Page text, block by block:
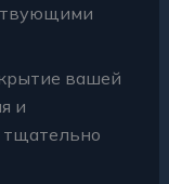
вашей
и
тщательно